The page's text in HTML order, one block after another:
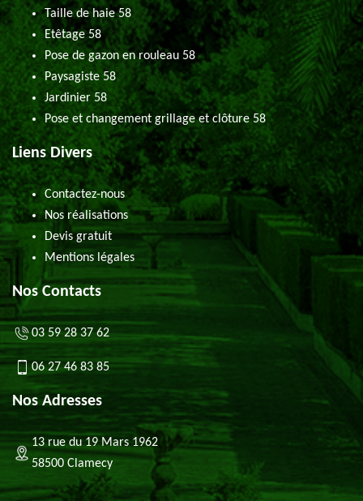
Taille de haie 58
Etêtage 58
Pose de gazon en rouleau 58
Paysagiste 58
Jardinier 58
Pose et changement grillage et clôture 58
Liens Divers
Contactez-nous
Nos réalisations
Devis gratuit
Mentions légales
Nos Contacts
03 59 28 37 62
06 27 46 83 85
Nos Adresses
13 rue du 19 Mars 1962
58500 Clamecy